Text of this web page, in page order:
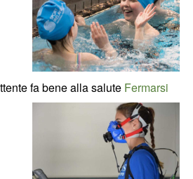
fa bene alla salute Fermarsi